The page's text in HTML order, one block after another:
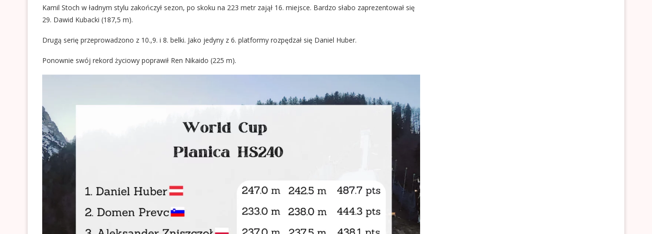
Kamil Stoch w ładnym stylu zakończył sezon, po skoku na 223 metr zajął 16. miejsce. Bardzo słabo zaprezentował się
29. Dawid Kubacki (187,5 m).
Drugą serię przeprowadzono z 10.,9. i 8. belki. Jako jedyny z 6. platformy rozpędzał się Daniel Huber.
Ponownie swój rekord życiowy poprawił Ren Nikaido (225 m).